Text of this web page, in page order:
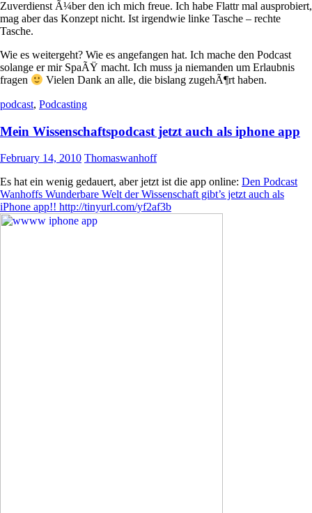
Zuverdienst Ã¼ber den ich mich freue. Ich habe Flattr mal ausprobiert,
mag aber das Konzept nicht. Ist irgendwie linke Tasche – rechte
Tasche.
Wie es weitergeht? Wie es angefangen hat. Ich mache den Podcast
solange er mir SpaÃŸ macht. Ich muss ja niemanden um Erlaubnis
fragen
Vielen Dank an alle, die bislang zugehÃ¶rt haben.
podcast, Podcasting
Mein Wissenschaftspodcast jetzt auch als iphone app
February 14, 2010 Thomaswanhoff
Es hat ein wenig gedauert, aber jetzt ist die app online: Den Podcast
Wanhoffs Wunderbare Welt der Wissenschaft gibt’s jetzt auch als
iPhone app!! http://tinyurl.com/yf2af3b